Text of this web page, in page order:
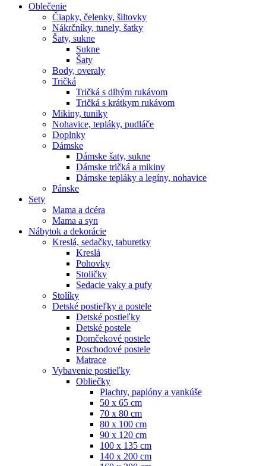
Oblečenie
Čiapky, čelenky, šiltovky
Nákrčníky, tunely, šatky
Šaty, sukne
Sukne
Šaty
Body, overaly
Tričká
Tričká s dlhým rukávom
Tričká s krátkym rukávom
Mikiny, tuniky
Nohavice, tepláky, pudláče
Doplnky
Dámske
Dámske šaty, sukne
Dámske tričká a mikiny
Dámske tepláky a legíny, nohavice
Pánske
Sety
Mama a dcéra
Mama a syn
Nábytok a dekorácie
Kreslá, sedačky, taburetky
Kreslá
Pohovky
Stoličky
Sedacie vaky a pufy
Stolíky
Detské postieľky a postele
Detské postieľky
Detské postele
Domčekové postele
Poschodové postele
Matrace
Vybavenie postieľky
Obliečky
Plachty, paplóny a vankúše
50 x 65 cm
70 x 80 cm
80 x 100 cm
90 x 120 cm
100 x 135 cm
140 x 200 cm